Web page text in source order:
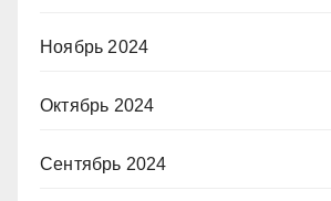
Ноябрь 2024
Октябрь 2024
Сентябрь 2024